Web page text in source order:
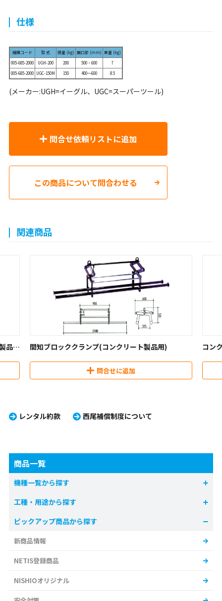
仕様
機種コード 型 式 揚量 (kg) 開口部 (mm) 重量 (kg)
005-685-2000
UGH-200 200 500・600
7
005-685-2000 UGC-150M 150 400～600 8.5
(メーカー:UGH=イーグル、UGC=スーパーツール)
問合せ依頼リストに追加
この商品について問合わせる
関連商品
品 間知ブロッククランプ(コンクリート製品用)
問合せに追加
コン
レンタル約款 西尾補償制度について
商品一覧
機種一覧から探す
工種・用途から探す
ピックアップ商品から探す
新商品情報
NETIS登録商品
NISHIOオリジナル